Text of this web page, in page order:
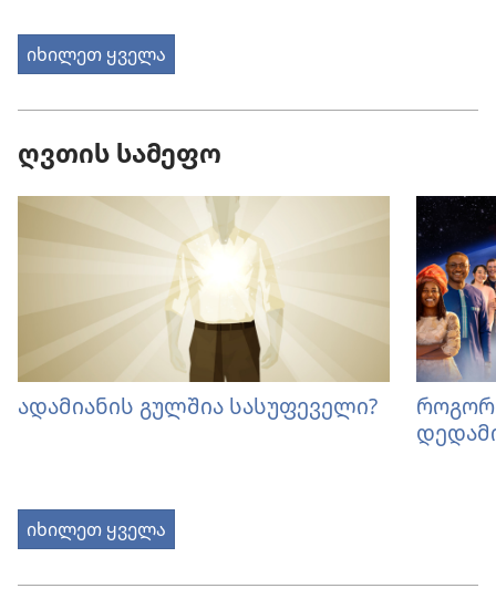
იხილეთ ყველა
ღვთის სამეფო
ადამიანის გულშია სასუფეველი?
როგორ
იხილეთ ყველა